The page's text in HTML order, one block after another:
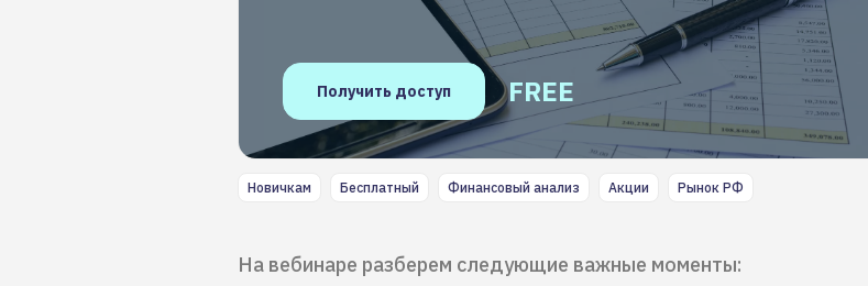
FREE
Новичкам Бесплатный Финансовый анализ Акции Рынок РФ
На вебинаре разберем следующие важные моменты: